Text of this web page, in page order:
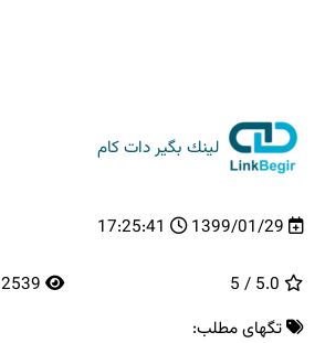
لینك بگیر دات كام
1399/01/29
17:25:41
تگهای مطلب: